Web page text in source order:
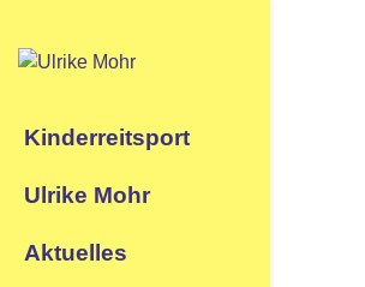
Kinderreitsport
Ulrike Mohr
Aktuelles